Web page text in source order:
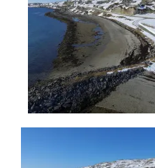
UNTERWEGS
FAHRZEUG UND TECHNIK
WISSENSWERTES